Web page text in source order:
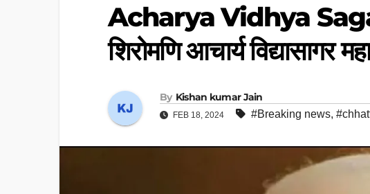
Acharya Vidhya
शिरोमणि आचार्य विद्यासागर
By Kishan kumar Jain
FEB 18, 2024 #Breaking news,